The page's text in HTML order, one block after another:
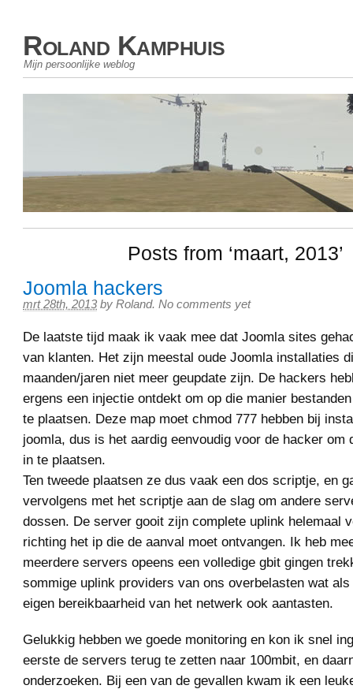
Roland Kamphuis
Mijn persoonlijke weblog
Posts from ‘maart, 2013’
Joomla hackers
mrt 28th, 2013 by Roland. No comments yet
De laatste tijd maak ik vaak mee dat Joomla sites
van klanten. Het zijn meestal oude Joomla installaties
maanden/jaren niet meer geupdate zijn. De hackers
ergens een injectie ontdekt om op die manier
te plaatsen. Deze map moet chmod 777 hebben bij
joomla, dus is het aardig eenvoudig voor de hacker om
in te plaatsen.
Ten tweede plaatsen ze dus vaak een dos scriptje, en
vervolgens met het scriptje aan de slag om andere
dossen. De server gooit zijn complete uplink helemaal
richting het ip die de aanval moet ontvangen. Ik heb
meerdere servers opeens een volledige gbit gingen
sommige uplink providers van ons overbelasten wat
eigen bereikbaarheid van het netwerk ook aantasten.
Gelukkig hebben we goede monitoring en kon ik snel
eerste de servers terug te zetten naar 100mbit, en
onderzoeken. Bij een van de gevallen kwam ik een